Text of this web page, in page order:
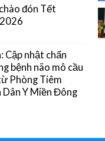
đón Tết
Cập nhật chẩn
bệnh não mô cầu
Phòng Tiêm
Dân Y Miền Đông